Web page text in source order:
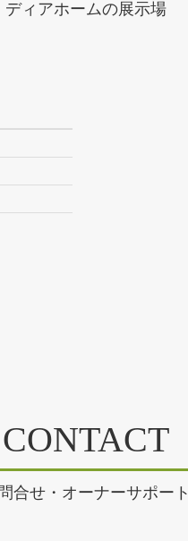
ディアホームの展示場
CONTACT
合せ・オーナーサポート